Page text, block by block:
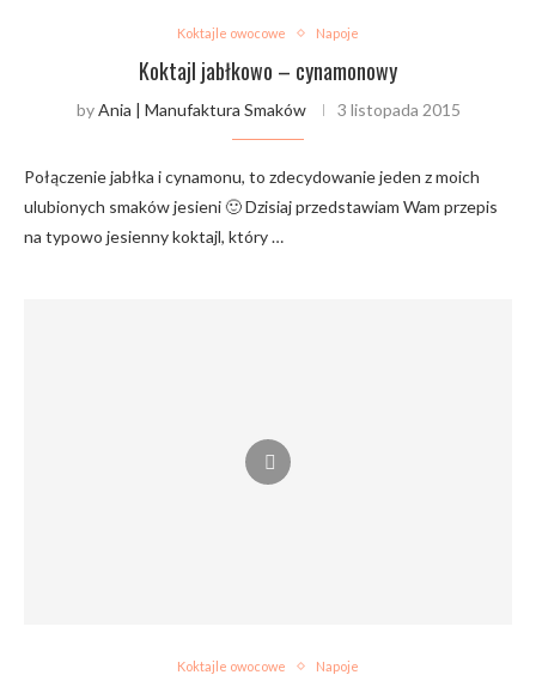
Koktajle owocowe Napoje
Koktajl jabłkowo – cynamonowy
byAnia | Manufaktura Smaków 3 listopada 2015
Połączenie jabłka i cynamonu, to zdecydowanie jeden z moich
ulubionych smaków jesieni 🙂 Dzisiaj przedstawiam Wam przepis
na typowo jesienny koktajl, który …
Koktajle owocowe Napoje